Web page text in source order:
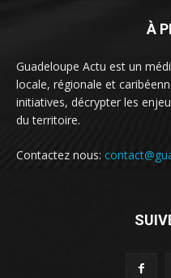
À
Guadeloupe Actu est un
locale, régionale et
initiatives, décrypter les
du territoire.
Contactez nous: